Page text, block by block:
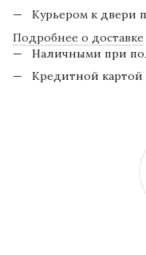
Курьером к двери
Подробнее о доставке
Наличными при
Кредитной картой